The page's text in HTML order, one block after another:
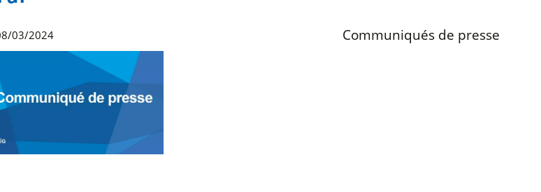
03/2024 Communiqués de presse